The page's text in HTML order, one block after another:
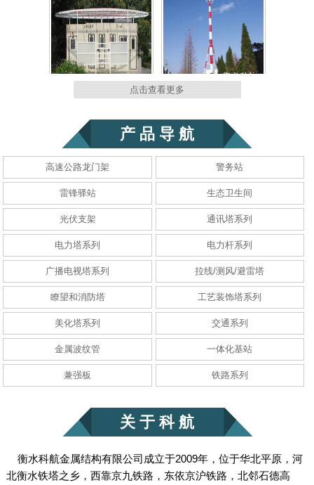
园林景观景区型 一体化基站
一体化基站 一体化基站
电力杆 光伏支架
点击查看更多
产 品 导 航
高速公路龙门架 警务站
雷锋驿站 生态卫生间
光伏支架 通讯塔系列
电力塔系列 电力杆系列
广播电视塔系列 拉线/测风/避雷塔
瞭望和消防塔 工艺装饰塔系列
美化塔系列 交通系列
金属波纹管 一体化基站
兼强板 铁路系列
关 于 科 航
衡水科航金属结构有限公司成立于2009年，位于华北平原，河
北衡水铁塔之乡，西靠京九铁路，东依京沪铁路，北邻石德高